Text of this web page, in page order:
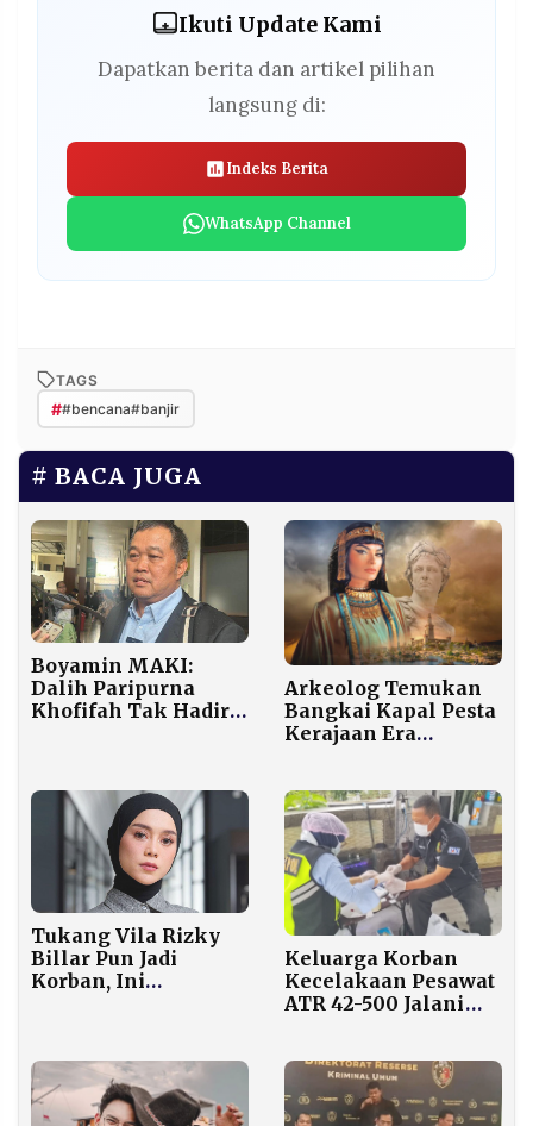
Ikuti Update Kami
Dapatkan berita dan artikel pilihan
langsung di:
Indeks Berita
WhatsApp Channel
TAGS
##bencana#banjir
BACA JUGA
Boyamin MAKI:
Dalih Paripurna
Khofifah Tak Hadiri
Arkeolog Temukan
Bangkai Kapal Pesta
Kerajaan Era
Tukang Vila Rizky
Billar Pun Jadi
Korban, Ini
Lesti Kejora
Keluarga Korban
Kecelakaan Pesawat
ATR 42-500 Jalani